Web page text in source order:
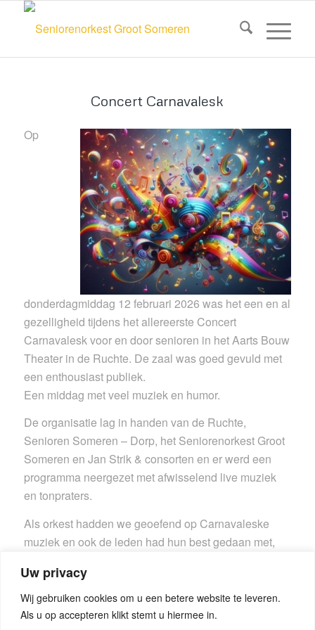
Uw privacy
Wij gebruiken cookies om u een betere website te leveren.
Als u op accepteren klikt stemt u hiermee in.
Concert Carnavalesk
Op
donderdagmiddag 12 februari 2026 was het een en al
gezelligheid tijdens het allereerste Concert
Carnavalesk voor en door senioren in het Aarts Bouw
Theater in de Ruchte. De zaal was goed gevuld met
een enthousiast publiek.
Een middag met veel muziek en humor.
De organisatie lag in handen van de Ruchte,
Senioren Someren – Dorp, het Seniorenorkest Groot
Someren en Jan Strik & consorten en er werd een
programma neergezet met afwisselend live muziek
en tonpraters.
Als orkest hadden we geoefend op Carnavaleske
muziek en ook de leden had hun best gedaan met,
Foto’s vind je bij
We kunnen stellen dat Het Concert Carnavalesk een
hartverwarmend gevoel heeft achtergelaten bij het